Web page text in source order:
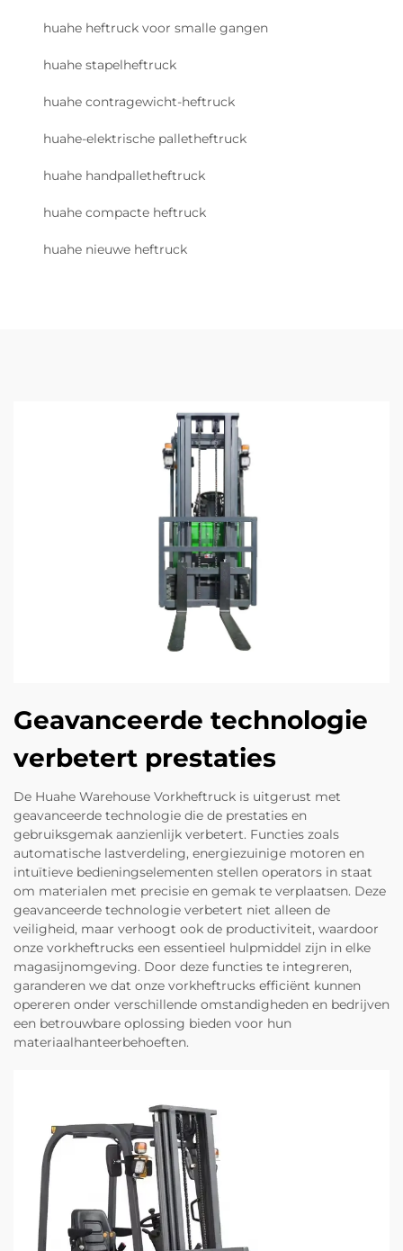
huahe heftruck voor smalle gangen
huahe stapelheftruck
huahe contragewicht-heftruck
huahe-elektrische palletheftruck
huahe handpalletheftruck
huahe compacte heftruck
huahe nieuwe heftruck
Geavanceerde technologie
verbetert prestaties
De Huahe Warehouse Vorkheftruck is uitgerust met
geavanceerde technologie die de prestaties en
gebruiksgemak aanzienlijk verbetert. Functies zoals
automatische lastverdeling, energiezuinige motoren en
intuïtieve bedieningselementen stellen operators in staat
om materialen met precisie en gemak te verplaatsen. Deze
geavanceerde technologie verbetert niet alleen de
veiligheid, maar verhoogt ook de productiviteit, waardoor
onze vorkheftrucks een essentieel hulpmiddel zijn in elke
magasijnomgeving. Door deze functies te integreren,
garanderen we dat onze vorkheftrucks efficiënt kunnen
opereren onder verschillende omstandigheden en bedrijven
een betrouwbare oplossing bieden voor hun
materiaalhanteerbehoeften.